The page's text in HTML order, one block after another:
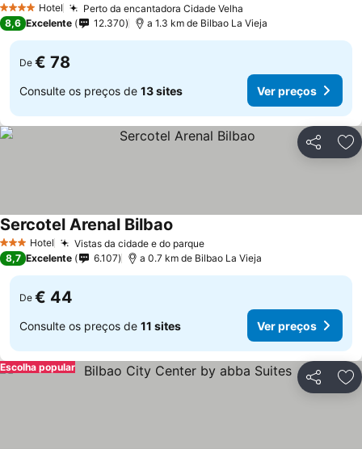
4 EstrelasHotel Perto da encantadora Cidade Velha
8,6 Excelente 12.370 a 1.3 km de Bilbao La Vieja
De € 78
Consulte os preços de 13 sites Ver preços
Partilhar
3 EstrelasHotel Vistas da cidade e do parque
Sercotel Arenal Bilbao
8,7 Excelente 6.107 a 0.7 km de Bilbao La Vieja
De € 44
Consulte os preços de 11 sites Ver preços
Partilhar
Escolha popular